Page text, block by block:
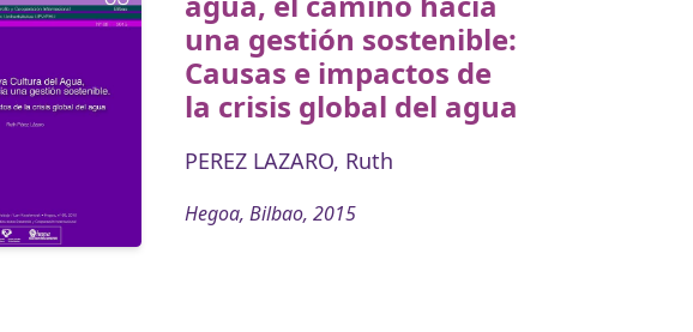
una gestión sostenible:
Causas e impactos de
la crisis global del agua
PEREZ LAZARO, Ruth
Hegoa, Bilbao, 2015